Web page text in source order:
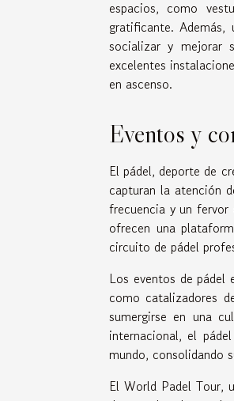
espacios, como
gratificante.
socializar y mejorar
excelentes
en ascenso.
Eventos y
El pádel, deporte de
capturan la atención
frecuencia y un
ofrecen una
circuito de pádel
Los eventos de
como catalizadores
sumergirse en una
internacional, el
mundo, consolidando
El World Padel Tour,